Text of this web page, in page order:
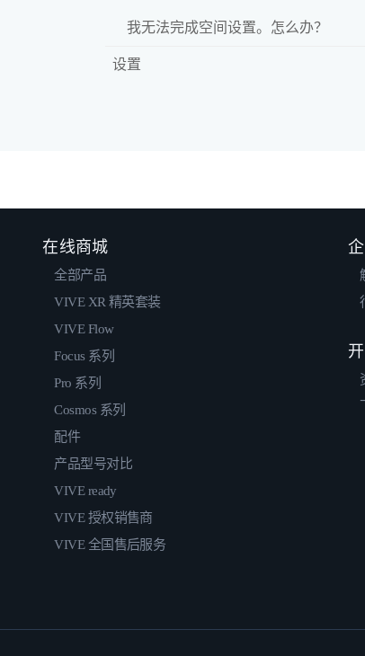
我无法完成空间设置。怎么办？
设置
在线商城
全部产品
VIVE XR 精英套装
VIVE Flow
Focus 系列
Pro 系列
Cosmos 系列
配件
产品型号对比
VIVE ready
VIVE 授权销售商
VIVE 全国售后服务